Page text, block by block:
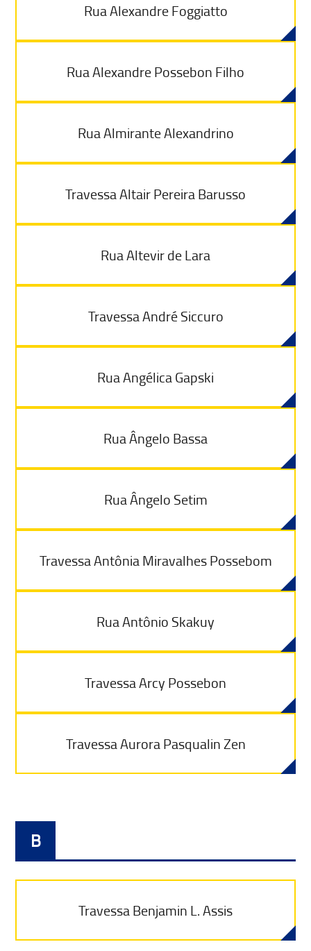
Rua Alexandre Foggiatto
Rua Alexandre Possebon Filho
Rua Almirante Alexandrino
Travessa Altair Pereira Barusso
Rua Altevir de Lara
Travessa André Siccuro
Rua Angélica Gapski
Rua Ângelo Bassa
Rua Ângelo Setim
Travessa Antônia Miravalhes Possebom
Rua Antônio Skakuy
Travessa Arcy Possebon
Travessa Aurora Pasqualin Zen
B
Travessa Benjamin L. Assis